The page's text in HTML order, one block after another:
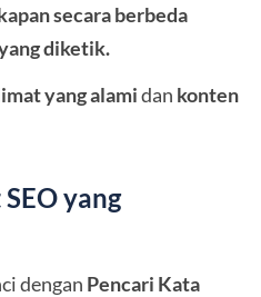
secara berbeda
diketik.
yang alamidan konten
yang
dengan Pencari Kata